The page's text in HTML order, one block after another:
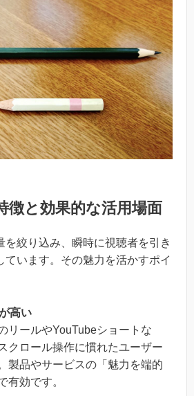
徴と効果的な活用場面
を絞り込み、瞬時に視聴者を引き
ています。その魅力を活かすポイ
高い
リールやYouTubeショートな
クロール操作に慣れたユーザー
製品やサービスの「魅力を端的
有効です。